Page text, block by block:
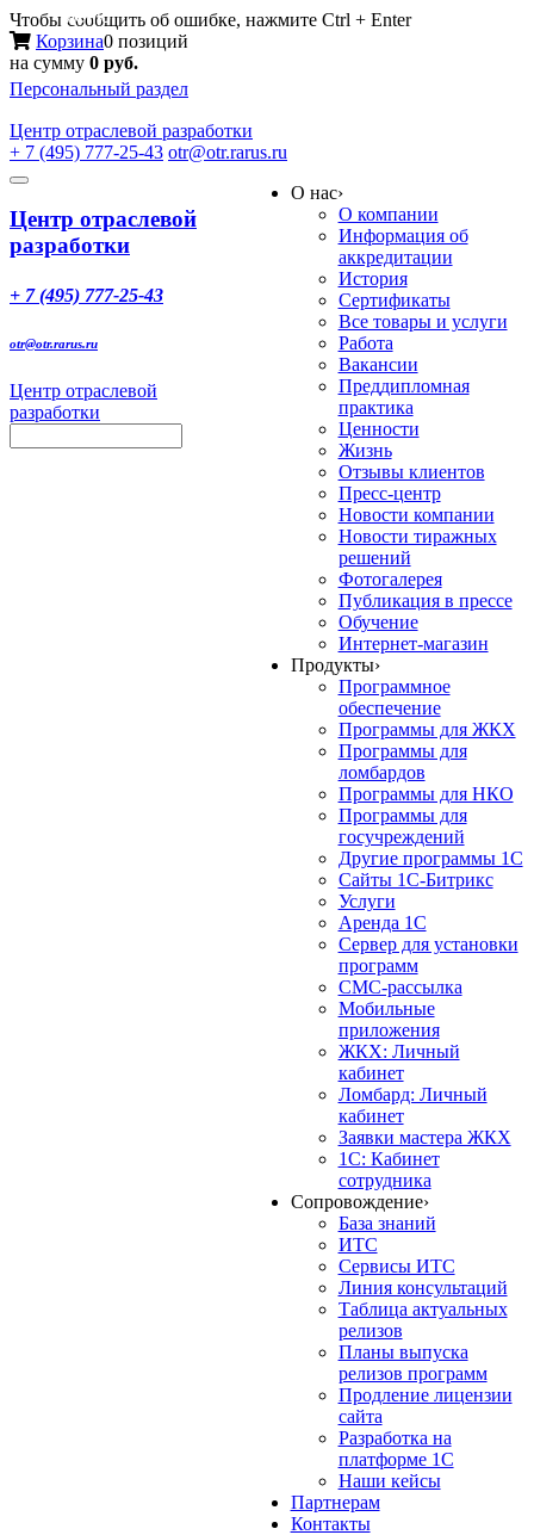
Чтобы сообщить об ошибке, нажмите Ctrl + Enter
Корзина0 позиций
на сумму 0 руб.
Персональный раздел
Центр отраслевой разработки
+ 7 (495) 777-25-43 otr@otr.rarus.ru
Toggle
Меню
Центр отраслевой
разработки
+ 7 (495) 777-25-43
otr@otr.rarus.ru
Центр отраслевой
разработки
О нас›
О компании
Информация об
аккредитации
История
Сертификаты
Все товары и услуги
Работа
Вакансии
Преддипломная
практика
Ценности
Жизнь
Отзывы клиентов
Пресс-центр
Новости компании
Новости тиражных
решений
Фотогалерея
Публикация в прессе
Обучение
Интернет-магазин
Продукты›
Программное
обеспечение
Программы для ЖКХ
Программы для
ломбардов
Программы для НКО
Программы для
госучреждений
Другие программы 1С
Сайты 1С-Битрикс
Услуги
Аренда 1С
Сервер для установки
программ
СМС-рассылка
Мобильные
приложения
ЖКХ: Личный
кабинет
Ломбард: Личный
кабинет
Заявки мастера ЖКХ
1С: Кабинет
сотрудника
Сопровождение›
База знаний
ИТС
Сервисы ИТС
Линия консультаций
Таблица актуальных
релизов
Планы выпуска
релизов программ
Продление лицензии
сайта
Разработка на
платформе 1С
Наши кейсы
Партнерам
Контакты